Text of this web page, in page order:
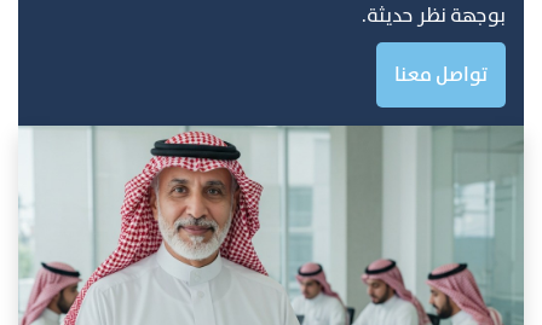
ﺑﻮﺟﻬﺔ ﻧﻈﺮ ﺣﺪﻳﺜﺔ.
تواصل معنا